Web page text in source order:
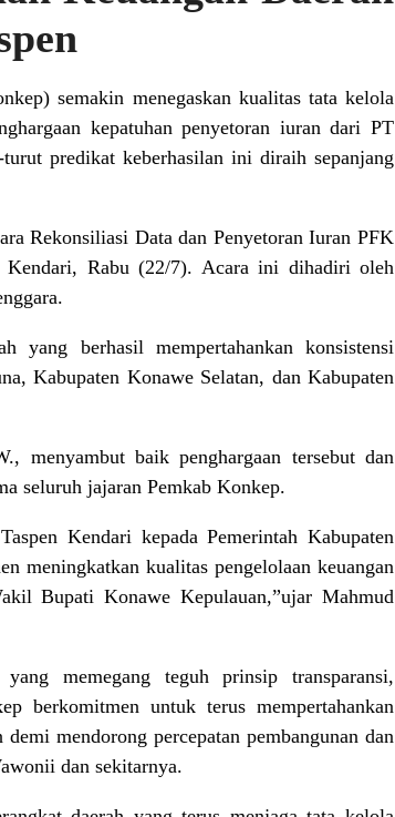
semakin menegaskan kualitas tata kelola
kepatuhan penyetoran iuran dari PT
predikat keberhasilan ini diraih sepanjang
Rekonsiliasi Data dan Penyetoran Iuran PFK
Rabu (22/7). Acara ini dihadiri oleh
yang berhasil mempertahankan konsistensi
Kabupaten Konawe Selatan, dan Kabupaten
menyambut baik penghargaan tersebut dan
seluruh jajaran Pemkab Konkep.
Kendari kepada Pemerintah Kabupaten
meningkatkan kualitas pengelolaan keuangan
Bupati Konawe Kepulauan,”ujar Mahmud
memegang teguh prinsip transparansi,
berkomitmen untuk terus mempertahankan
mendorong percepatan pembangunan dan
dan sekitarnya.